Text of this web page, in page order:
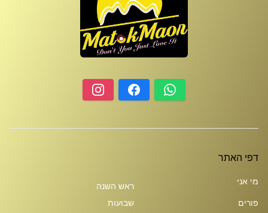
דפי האתר
מי אני
ראש השנה
פורים
שבועות